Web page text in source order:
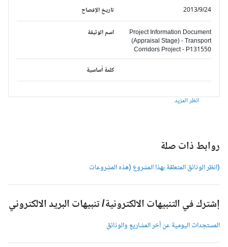
تاريخ الإفصاح
2013/9/24
اسم الوثيقة
Project Information Document
(Appraisal Stage) - Transport
Corridors Project - P131550
كلمة أساسية
انظر المزيد
روابط ذات صلة
(انظر الوثائق المتعلقة بهذا المشروع (هذه المشروعات
إشترك في التنبيهات الالكترونية/ تنبيهات البريد الالكتروني
المستجدات اليومية عن آخر المشاريع والوثائق